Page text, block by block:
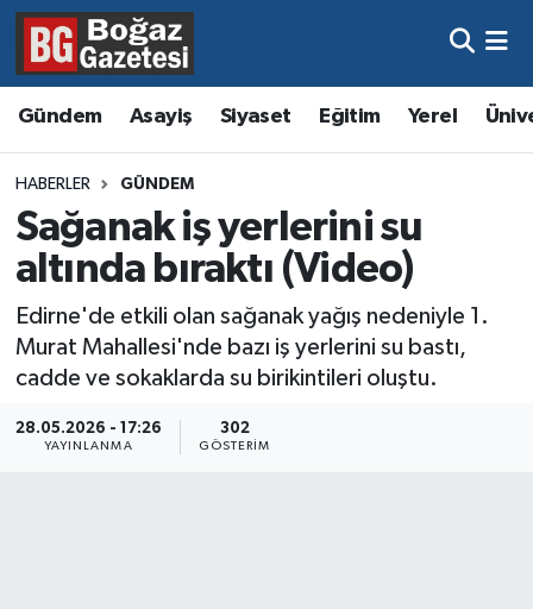
Gündem Asayiş Siyaset Eğitim Yerel
HABERLER GÜNDEM
Sağanak iş yerlerini su
altında bıraktı (Video)
Edirne'de etkili olan sağanak yağış nedeniyle 1.
Murat Mahallesi'nde bazı iş yerlerini su bastı,
cadde ve sokaklarda su birikintileri oluştu.
28.05.2026 - 17:26
YAYINLANMA
302
GÖSTERIM
Asayiş
Eğitim
Ekonomi
Gündem
Resmi İlanlar
Hava Durumu
Trafik Durumu
Süper Lig Puan Durumu ve Fikstür
Tüm Manşetler
Son Dakika Haberleri